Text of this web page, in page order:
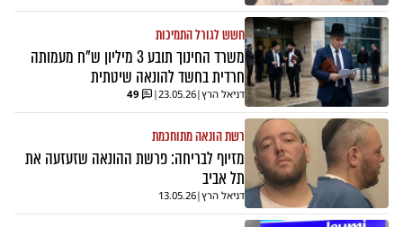
חשש לגורל התמיכות
משרד החינוך תובע 3 מיליון ש"ח מעמותה
חרדית בחשד להונאה שיטתית
דניאל הרץ|
23.05.26
|
49
רשת הונאה מתוחכמת
מזיוף לבריחה: פרשת ההונאה שזעזעה את
תל אביב
דניאל הרץ|
13.05.26